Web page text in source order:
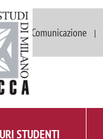
Comunicazione
STUDENTI